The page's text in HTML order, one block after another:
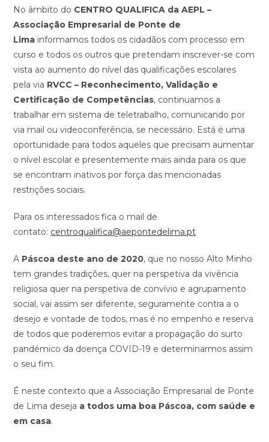
No âmbito do CENTRO QUALIFICA da AEPL –
Associação Empresarial de Ponte de
Lima informamos todos os cidadãos com processo em
curso e todos os outros que pretendam inscrever-se com
vista ao aumento do nível das qualificações escolares
pela via RVCC – Reconhecimento, Validação e
Certificação de Competências, continuamos a
trabalhar em sistema de teletrabalho, comunicando por
via mail ou videoconferência, se necessário. Está é uma
oportunidade para todos aqueles que precisam aumentar
o nível escolar e presentemente mais ainda para os que
se encontram inativos por força das mencionadas
restrições sociais.
Para os interessados fica o mail de
contato: centroqualifica@aepontedelima.pt
A Páscoa deste ano de 2020, que no nosso Alto Minho
tem grandes tradições, quer na perspetiva da vivência
religiosa quer na perspetiva de convívio e agrupamento
social, vai assim ser diferente, seguramente contra a o
desejo e vontade de todos, mas é no empenho e reserva
de todos que poderemos evitar a propagação do surto
pandémico da doença COVID-19 e determinarmos assim
o seu fim.
É neste contexto que a Associação Empresarial de Ponte
de Lima deseja a todos uma boa Páscoa, com saúde e
em casa.